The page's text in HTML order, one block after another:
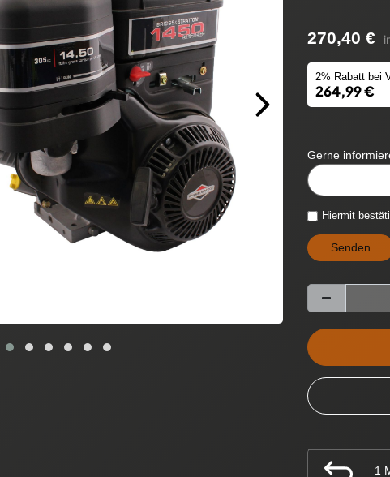
270,40 €
2% Rabatt bei
264,99 €
Gerne
Hiermit
Senden
1